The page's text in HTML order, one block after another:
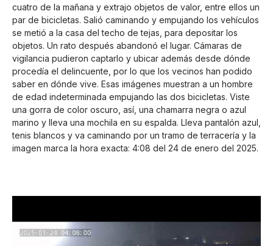
cuatro de la mañana y extrajo objetos de valor, entre ellos un
par de bicicletas. Salió caminando y empujando los vehículos
se metió a la casa del techo de tejas, para depositar los
objetos. Un rato después abandonó el lugar. Cámaras de
vigilancia pudieron captarlo y ubicar además desde dónde
procedía el delincuente, por lo que los vecinos han podido
saber en dónde vive. Esas imágenes muestran a un hombre
de edad indeterminada empujando las dos bicicletas. Viste
una gorra de color oscuro, así, una chamarra negra o azul
marino y lleva una mochila en su espalda. Lleva pantalón azul,
tenis blancos y va caminando por un tramo de terracería y la
imagen marca la hora exacta: 4:08 del 24 de enero del 2025.